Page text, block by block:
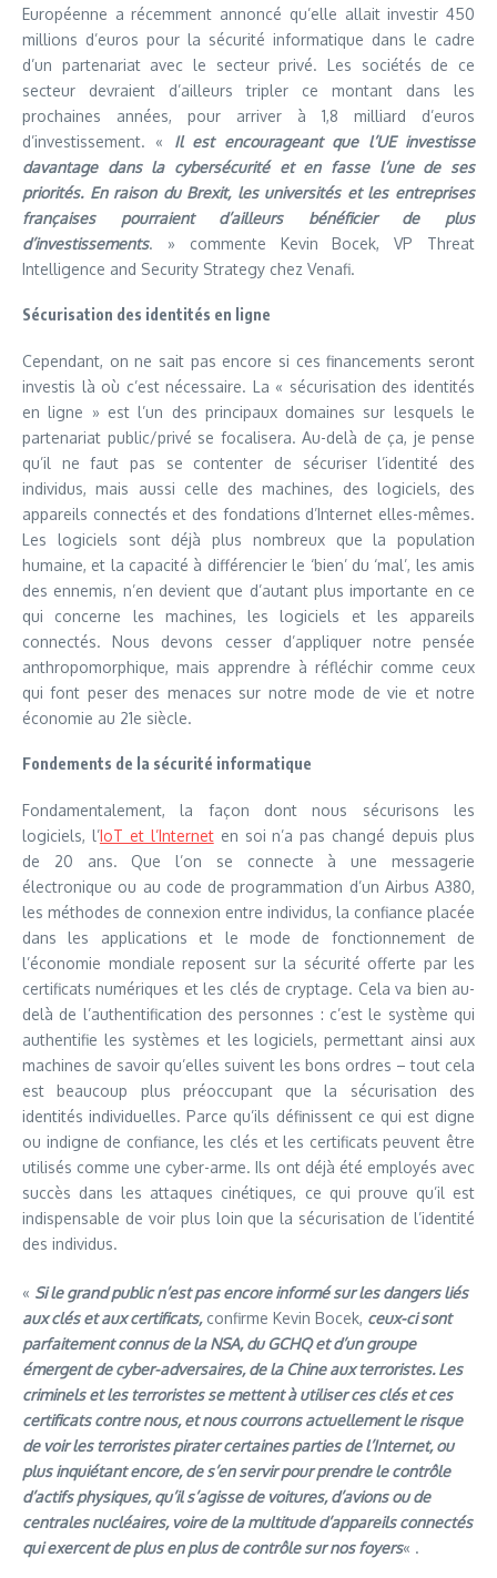
Européenne a récemment annoncé qu’elle allait investir 450
millions d’euros pour la sécurité informatique dans le cadre
d’un partenariat avec le secteur privé. Les sociétés de ce
secteur devraient d’ailleurs tripler ce montant dans les
prochaines années, pour arriver à 1,8 milliard d’euros
d’investissement. « Il est encourageant que l’UE investisse
davantage dans la cybersécurité et en fasse l’une de ses
priorités. En raison du Brexit, les universités et les entreprises
françaises pourraient d’ailleurs bénéficier de plus
d’investissements. » commente Kevin Bocek, VP Threat
Intelligence and Security Strategy chez Venafi.
Sécurisation des identités en ligne
Cependant, on ne sait pas encore si ces financements seront
investis là où c’est nécessaire. La « sécurisation des identités
en ligne » est l’un des principaux domaines sur lesquels le
partenariat public/privé se focalisera. Au-delà de ça, je pense
qu’il ne faut pas se contenter de sécuriser l’identité des
individus, mais aussi celle des machines, des logiciels, des
appareils connectés et des fondations d’Internet elles-mêmes.
Les logiciels sont déjà plus nombreux que la population
humaine, et la capacité à différencier le ‘bien’ du ‘mal’, les amis
des ennemis, n’en devient que d’autant plus importante en ce
qui concerne les machines, les logiciels et les appareils
connectés. Nous devons cesser d’appliquer notre pensée
anthropomorphique, mais apprendre à réfléchir comme ceux
qui font peser des menaces sur notre mode de vie et notre
économie au 21e siècle.
Fondements de la sécurité informatique
Fondamentalement, la façon dont nous sécurisons les
logiciels, l’IoT et l’Interneten soi n’a pas changé depuis plus
de 20 ans. Que l’on se connecte à une messagerie
électronique ou au code de programmation d’un Airbus A380,
les méthodes de connexion entre individus, la confiance placée
dans les applications et le mode de fonctionnement de
l’économie mondiale reposent sur la sécurité offerte par les
certificats numériques et les clés de cryptage. Cela va bien au-
delà de l’authentification des personnes : c’est le système qui
authentifie les systèmes et les logiciels, permettant ainsi aux
machines de savoir qu’elles suivent les bons ordres – tout cela
est beaucoup plus préoccupant que la sécurisation des
identités individuelles. Parce qu’ils définissent ce qui est digne
ou indigne de confiance, les clés et les certificats peuvent être
utilisés comme une cyber-arme. Ils ont déjà été employés avec
succès dans les attaques cinétiques, ce qui prouve qu’il est
indispensable de voir plus loin que la sécurisation de l’identité
des individus.
« Si le grand public n’est pas encore informé sur les dangers liés
aux clés et aux certificats,confirme Kevin Bocek, ceux-ci sont
parfaitement connus de la NSA, du GCHQ et d’un groupe
émergent de cyber-adversaires, de la Chine aux terroristes. Les
criminels et les terroristes se mettent à utiliser ces clés et ces
certificats contre nous, et nous courrons actuellement le risque
de voir les terroristes pirater certaines parties de l’Internet, ou
plus inquiétant encore, de s’en servir pour prendre le contrôle
d’actifs physiques, qu’il s’agisse de voitures, d’avions ou de
centrales nucléaires, voire de la multitude d’appareils connectés
qui exercent de plus en plus de contrôle sur nos foyers« .